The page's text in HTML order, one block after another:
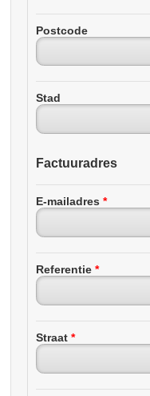
Postcode
Stad
Factuuradres
E-mailadres*
Referentie*
Straat*